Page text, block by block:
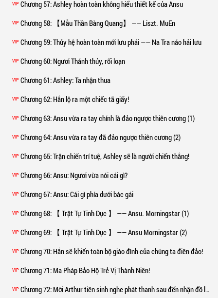
VIP Chương 57: Ashley hoàn toàn không hiểu thiết kế của Ansu
VIP Chương 58: 【Mẫu Thần Bàng Quang】 —— Liszt. MuEn
VIP Chương 59: Thủy hệ hoàn toàn mới lưu phái —— Na Tra náo hải lưu
VIP Chương 60: Ngươi Thánh thủy, rối loạn
VIP Chương 61: Ashley: Ta nhận thua
VIP Chương 62: Hắn lộ ra một chiếc tã giấy!
VIP Chương 63: Ansu vừa ra tay chính là đảo ngược thiên cương (1)
VIP Chương 64: Ansu vừa ra tay đã đảo ngược thiên cương (2)
VIP Chương 65: Trận chiến trí tuệ, Ashley sẽ là người chiến thắng!
VIP Chương 66: Ansu: Ngươi vừa nói cái gì?
VIP Chương 67: Ansu: Cái gì phía dưới bác gái
VIP Chương 68: 【 Trật Tự Tinh Dục 】 —— Ansu. Morningstar (1)
VIP Chương 69: 【 Trật Tự Tinh Dục 】 —— Ansu Morningstar (2)
VIP Chương 70: Hắn sẽ khiến toàn bộ giáo đình của chúng ta điên đảo!
VIP Chương 71: Ma Pháp Bảo Hộ Trẻ Vị Thành Niên!
VIP Chương 72: Mời Arthur tiên sinh nghe phát thanh sau đến nhận đồ lót của ngài (1)